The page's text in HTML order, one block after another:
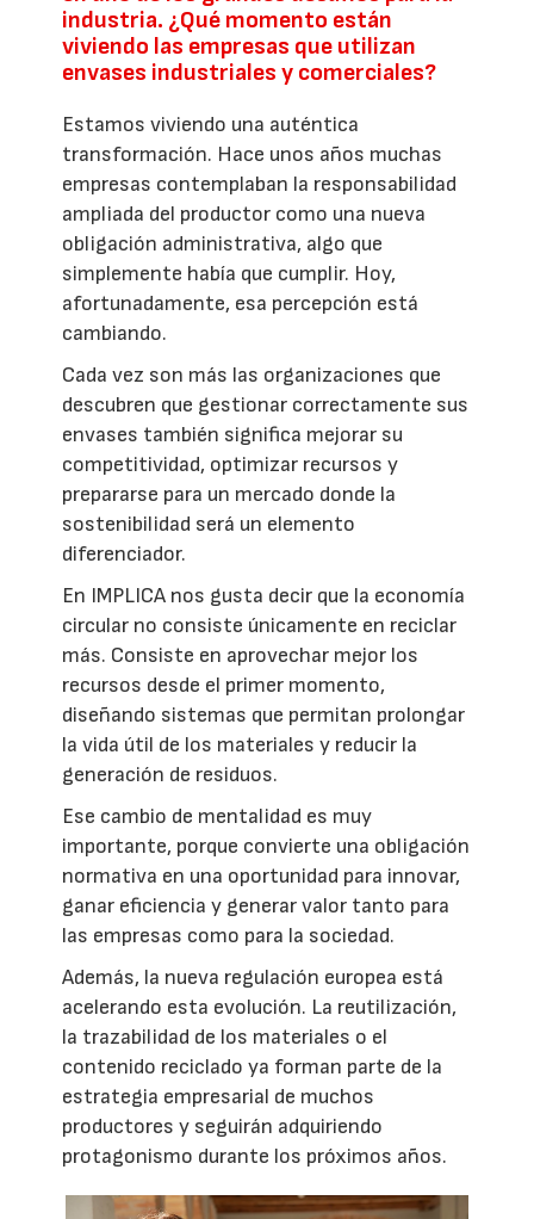
industria. ¿Qué momento están
viviendo las empresas que utilizan
envases industriales y comerciales?
Estamos viviendo una auténtica
transformación. Hace unos años muchas
empresas contemplaban la responsabilidad
ampliada del productor como una nueva
obligación administrativa, algo que
simplemente había que cumplir. Hoy,
afortunadamente, esa percepción está
cambiando.
Cada vez son más las organizaciones que
descubren que gestionar correctamente sus
envases también significa mejorar su
competitividad, optimizar recursos y
prepararse para un mercado donde la
sostenibilidad será un elemento
diferenciador.
En IMPLICA nos gusta decir que la economía
circular no consiste únicamente en reciclar
más. Consiste en aprovechar mejor los
recursos desde el primer momento,
diseñando sistemas que permitan prolongar
la vida útil de los materiales y reducir la
generación de residuos.
Ese cambio de mentalidad es muy
importante, porque convierte una obligación
normativa en una oportunidad para innovar,
ganar eficiencia y generar valor tanto para
las empresas como para la sociedad.
Además, la nueva regulación europea está
acelerando esta evolución. La reutilización,
la trazabilidad de los materiales o el
contenido reciclado ya forman parte de la
estrategia empresarial de muchos
productores y seguirán adquiriendo
protagonismo durante los próximos años.